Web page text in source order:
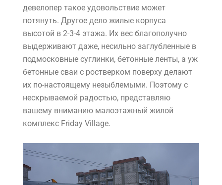
девелопер такое удовольствие может
потянуть. Другое дело жилые корпуса
высотой в 2-3-4 этажа. Их вес благополучно
выдерживают даже, несильно заглубленные в
подмосковные суглинки, бетонные ленты, а уж
бетонные сваи с ростверком поверху делают
их по-настоящему незыблемыми. Поэтому с
нескрываемой радостью, представляю
вашему вниманию малоэтажный жилой
комплекс Friday Village.